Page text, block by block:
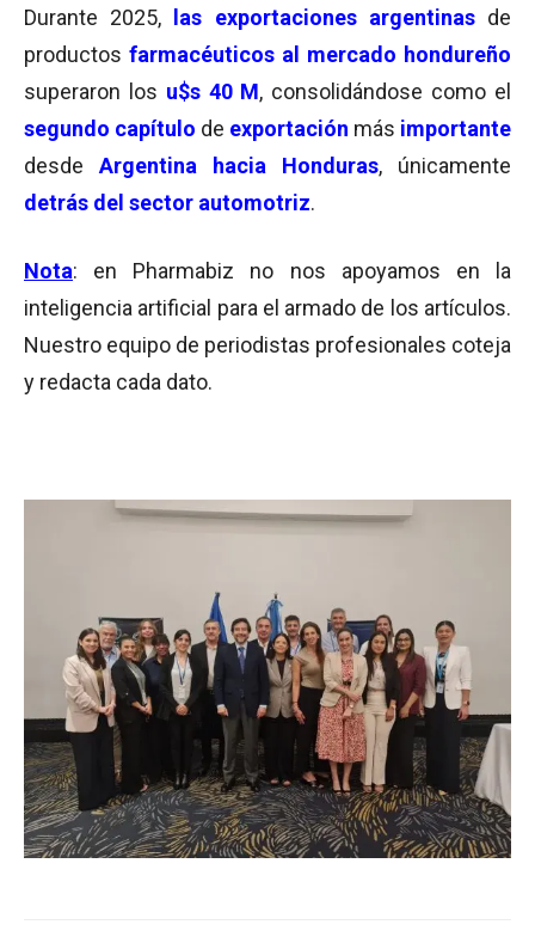
Durante 2025, las exportaciones argentinas de
productos farmacéuticos al mercado hondureño
superaron los u$s 40 M, consolidándose como el
segundo capítulo de exportación más importante
desde Argentina hacia Honduras, únicamente
detrás del sector automotriz.
Nota: en Pharmabiz no nos apoyamos en la
inteligencia artificial para el armado de los artículos.
Nuestro equipo de periodistas profesionales coteja
y redacta cada dato.